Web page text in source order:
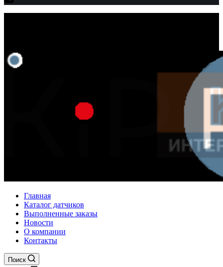
Главная
Каталог датчиков
Выполненные заказы
Новости
О компании
Контакты
Поиск